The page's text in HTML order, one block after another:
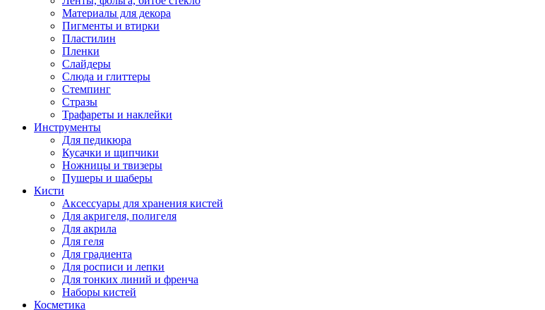
Материалы для декора
Пигменты и втирки
Пластилин
Пленки
Слайдеры
Слюда и глиттеры
Стемпинг
Стразы
Трафареты и наклейки
Инструменты
Для педикюра
Кусачки и щипчики
Ножницы и твизеры
Пушеры и шаберы
Кисти
Аксессуары для хранения кистей
Для акригеля, полигеля
Для акрила
Для геля
Для градиента
Для росписи и лепки
Для тонких линий и френча
Наборы кистей
Косметика